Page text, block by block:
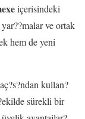
içerisindeki
ve ortak
hem de yeni
kullan?
sürekli bir